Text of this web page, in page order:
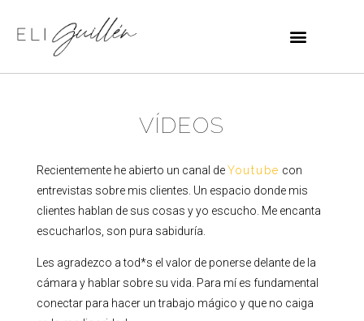
VÍDEOS
Recientemente he abierto un canal deYoutube con
entrevistas sobre mis clientes. Un espacio donde mis
clientes hablan de sus cosas y yo escucho. Me encanta
escucharlos, son pura sabiduría.
Les agradezco a tod*s el valor de ponerse delante de la
cámara y hablar sobre su vida. Para mí es fundamental
conectar para hacer un trabajo mágico y que no caiga